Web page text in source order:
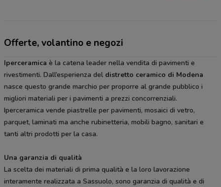
Offerte, volantino e negozi
Iperceramica è la catena leader nella vendita di pavimenti e
rivestimenti. Dall’esperienza del distretto ceramico di Modena
nasce questo grande marchio per proporre al grande pubblico i
migliori materiali per i pavimenti a prezzi concorrenziali.
Iperceramica vende piastrelle per pavimenti, mosaici di vetro,
parquet, laminati ma anche rubinetteria, mobili bagno, sanitari e
tanti altri prodotti per la casa.
Una garanzia di qualità
La scelta dei materiali di prima qualità e la loro lavorazione
interamente realizzata a Sassuolo, sono garanzia di qualità e di